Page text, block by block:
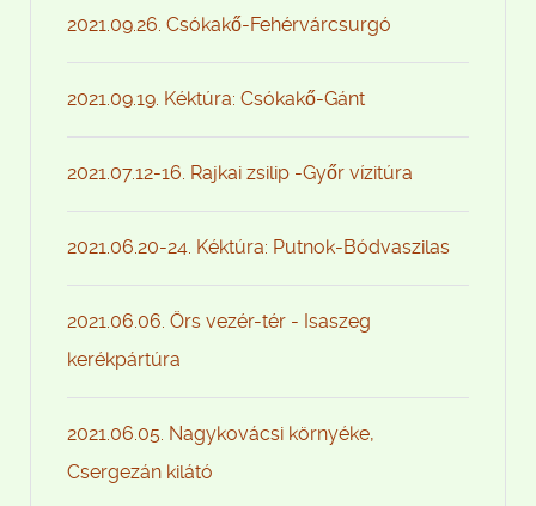
2021.09.26. Csókakő-Fehérvárcsurgó
2021.09.19. Kéktúra: Csókakő-Gánt
2021.07.12-16. Rajkai zsilip -Győr vízitúra
2021.06.20-24. Kéktúra: Putnok-Bódvaszilas
2021.06.06. Örs vezér-tér - Isaszeg
kerékpártúra
2021.06.05. Nagykovácsi környéke,
Csergezán kilátó